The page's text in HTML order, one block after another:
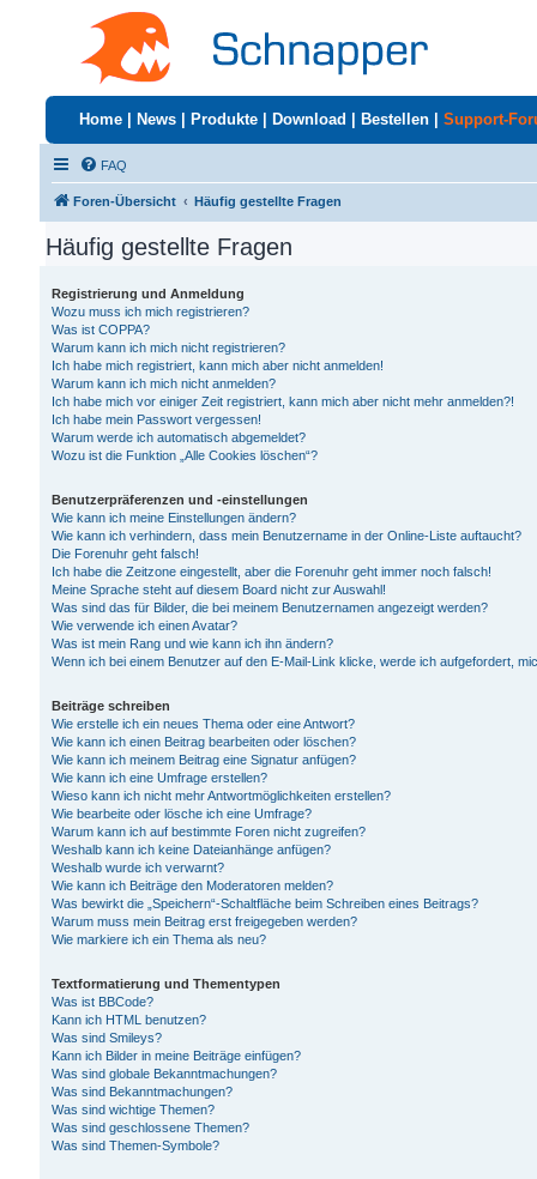
Home News Produkte Download Bestellen Support-
FAQ
Foren-Übersicht Häufig gestellte Fragen
Häufig gestellte Fragen
Registrierung und Anmeldung
Wozu muss ich mich registrieren?
Was ist COPPA?
Warum kann ich mich nicht registrieren?
Ich habe mich registriert, kann mich aber nicht anmelden!
Warum kann ich mich nicht anmelden?
Ich habe mich vor einiger Zeit registriert, kann mich aber nicht mehr anmelden?!
Ich habe mein Passwort vergessen!
Warum werde ich automatisch abgemeldet?
Wozu ist die Funktion „Alle Cookies löschen“?
Benutzerpräferenzen und -einstellungen
Wie kann ich meine Einstellungen ändern?
Wie kann ich verhindern, dass mein Benutzername in der Online-Liste auftaucht?
Die Forenuhr geht falsch!
Ich habe die Zeitzone eingestellt, aber die Forenuhr geht immer noch falsch!
Meine Sprache steht auf diesem Board nicht zur Auswahl!
Was sind das für Bilder, die bei meinem Benutzernamen angezeigt werden?
Wie verwende ich einen Avatar?
Was ist mein Rang und wie kann ich ihn ändern?
Wenn ich bei einem Benutzer auf den E-Mail-Link klicke, werde ich aufgefordert,
Beiträge schreiben
Wie erstelle ich ein neues Thema oder eine Antwort?
Wie kann ich einen Beitrag bearbeiten oder löschen?
Wie kann ich meinem Beitrag eine Signatur anfügen?
Wie kann ich eine Umfrage erstellen?
Wieso kann ich nicht mehr Antwortmöglichkeiten erstellen?
Wie bearbeite oder lösche ich eine Umfrage?
Warum kann ich auf bestimmte Foren nicht zugreifen?
Weshalb kann ich keine Dateianhänge anfügen?
Weshalb wurde ich verwarnt?
Wie kann ich Beiträge den Moderatoren melden?
Was bewirkt die „Speichern“-Schaltfläche beim Schreiben eines Beitrags?
Warum muss mein Beitrag erst freigegeben werden?
Wie markiere ich ein Thema als neu?
Textformatierung und Thementypen
Was ist BBCode?
Kann ich HTML benutzen?
Was sind Smileys?
Kann ich Bilder in meine Beiträge einfügen?
Was sind globale Bekanntmachungen?
Was sind Bekanntmachungen?
Was sind wichtige Themen?
Was sind geschlossene Themen?
Was sind Themen-Symbole?